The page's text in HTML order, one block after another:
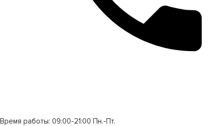
Время работы: 09:00-21:00 Пн.-Пт.